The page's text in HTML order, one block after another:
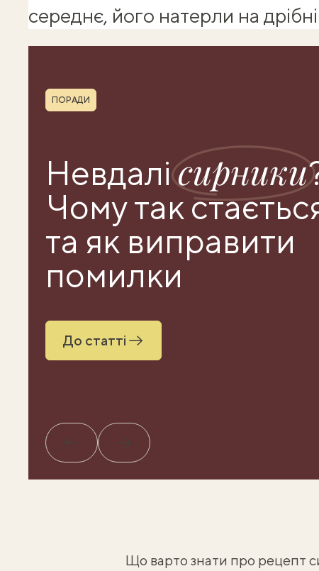
середнє, його натерли на
Рубрика
ПОРАДИ
Невдалісирники
Чому так
та як виправити
помилки
До статті
Назад Вперед
Що варто знати про рецепт